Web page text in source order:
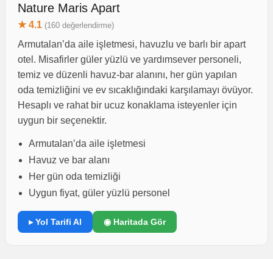
Nature Maris Apart
★ 4.1 (160 değerlendirme)
Armutalan’da aile işletmesi, havuzlu ve barlı bir apart
otel. Misafirler güler yüzlü ve yardımsever personeli,
temiz ve düzenli havuz-bar alanını, her gün yapılan
oda temizliğini ve ev sıcaklığındaki karşılamayı övüyor.
Hesaplı ve rahat bir ucuz konaklama isteyenler için
uygun bir seçenektir.
Armutalan’da aile işletmesi
Havuz ve bar alanı
Her gün oda temizliği
Uygun fiyat, güler yüzlü personel
▸ Yol Tarifi Al ◉ Haritada Gör